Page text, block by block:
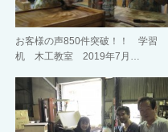
お客様の声850件突破！！ 学習
机 木工教室 2019年7月…